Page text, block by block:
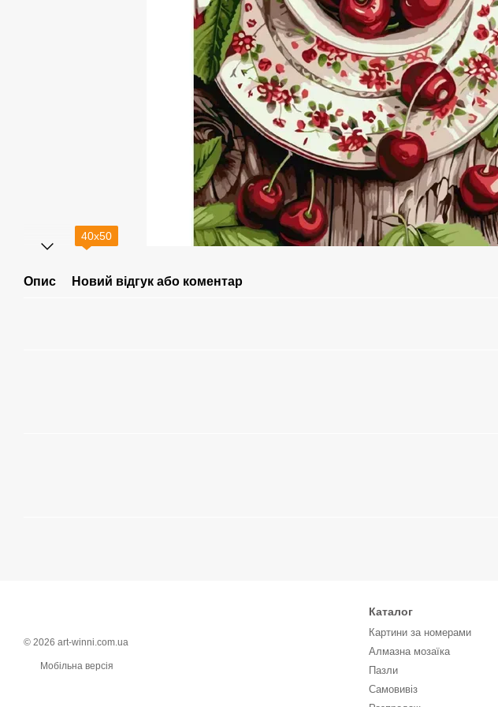
40х50
Опис Новий відгук або коментар
© 2026 art-winni.com.ua
Мобільна версія
Каталог
Картини за номерами
Алмазна мозаїка
Пазли
Самовивіз